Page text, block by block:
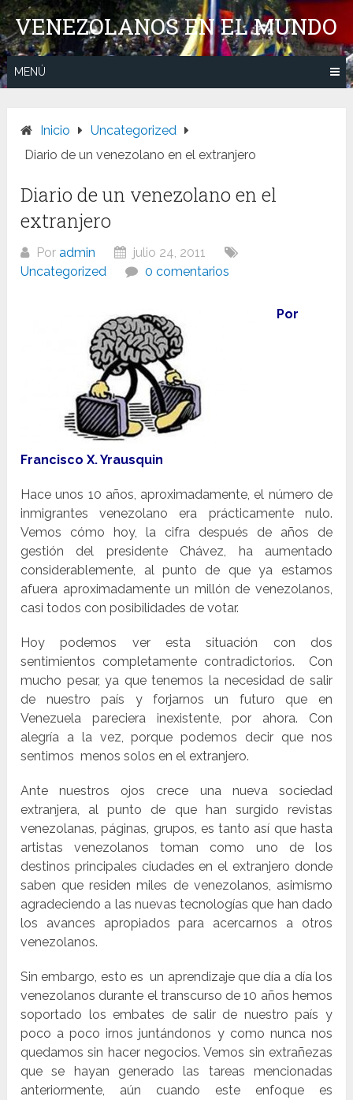
Saltar
al
contenido
VENEZOLANOS EN EL MUNDO
MENÚ
Inicio
Uncategorized
Diario de un venezolano en el extranjero
Diario de un venezolano en el
extranjero
Poradmin
julio 24, 2011
Uncategorized
0 comentarios
Por
Francisco X. Yrausquin
Hace unos 10 años, aproximadamente, el número de
inmigrantes venezolano era prácticamente nulo.
Vemos cómo hoy, la cifra después de años de
gestión del presidente Chávez, ha aumentado
considerablemente, al punto de que ya estamos
afuera aproximadamente un millón de venezolanos,
casi todos con posibilidades de votar.
Hoy podemos ver esta situación con dos
sentimientos completamente contradictorios. Con
mucho pesar, ya que tenemos la necesidad de salir
de nuestro país y forjarnos un futuro que en
Venezuela pareciera inexistente, por ahora. Con
alegría a la vez, porque podemos decir que nos
sentimos menos solos en el extranjero.
Ante nuestros ojos crece una nueva sociedad
extranjera, al punto de que han surgido revistas
venezolanas, páginas, grupos, es tanto así que hasta
artistas venezolanos toman como uno de los
destinos principales ciudades en el extranjero donde
saben que residen miles de venezolanos, asimismo
agradeciendo a las nuevas tecnologías que han dado
los avances apropiados para acercarnos a otros
venezolanos.
Sin embargo, esto es un aprendizaje que día a día los
venezolanos durante el transcurso de 10 años hemos
soportado los embates de salir de nuestro país y
poco a poco irnos juntándonos y como nunca nos
quedamos sin hacer negocios. Vemos sin extrañezas
que se hayan generado las tareas mencionadas
anteriormente, aún cuando este enfoque es